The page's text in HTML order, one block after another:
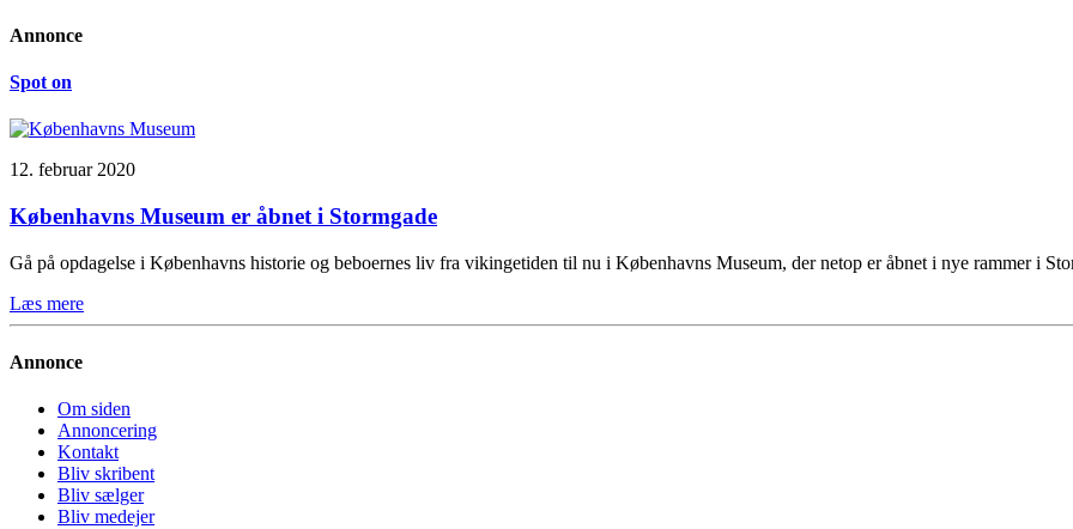
Annonce
Spot on
12. februar 2020
Københavns Museum er åbnet i Stormgade
Gå på opdagelse i Københavns historie og beboernes liv fra vikingetiden til nu i Københavns Museum, der netop er åbnet i nye rammer i
Læs mere
Annonce
Om siden
Annoncering
Kontakt
Bliv skribent
Bliv sælger
Bliv medejer